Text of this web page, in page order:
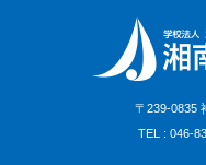
〒239-0835
TEL : 046-